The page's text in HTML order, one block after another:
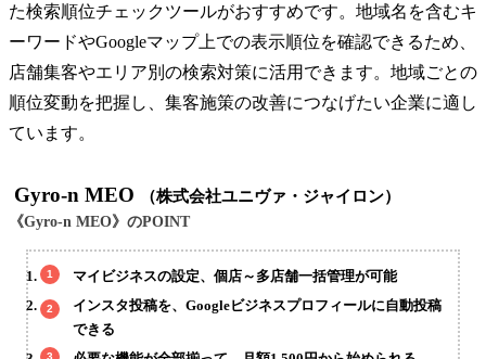
た検索順位チェックツールがおすすめです。地域名を含むキ
ーワードやGoogleマップ上での表示順位を確認できるため、
店舗集客やエリア別の検索対策に活用できます。地域ごとの
順位変動を把握し、集客施策の改善につなげたい企業に適し
ています。
Gyro-n MEO （株式会社ユニヴァ・ジャイロン）
《Gyro-n MEO》のPOINT
マイビジネスの設定、個店～多店舗一括管理が可能
インスタ投稿を、Googleビジネスプロフィールに自動投稿
できる